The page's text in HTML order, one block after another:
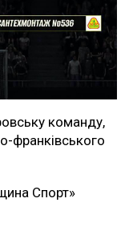
команду,
франківського
Спорт»